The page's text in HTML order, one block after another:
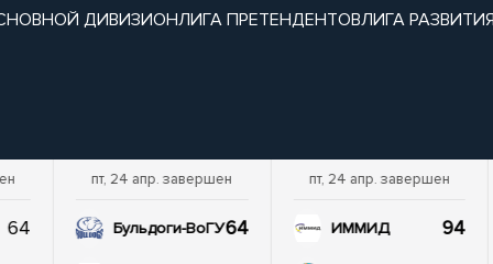
ДИВИЗИОНЛИГА ПРЕТЕНДЕНТОВЛИГА РАЗВИТИЯ
64
пт, 24 апр. завершен
Бульдоги-ВоГУ64
пт, 24 апр. завершен
ИММИД 94